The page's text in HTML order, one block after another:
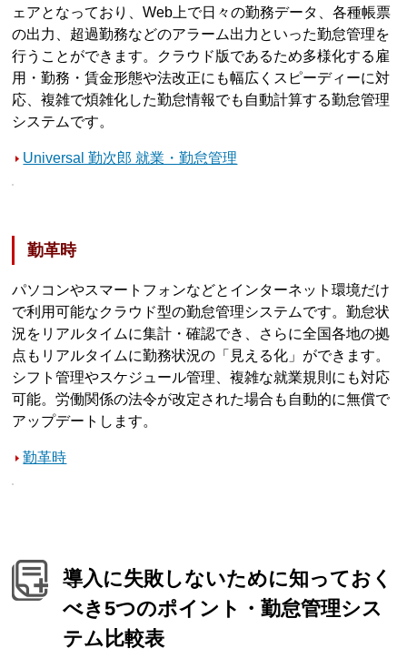
ェアとなっており、Web上で日々の勤務データ、各種帳票
の出力、超過勤務などのアラーム出力といった勤怠管理を
行うことができます。クラウド版であるため多様化する雇
用・勤務・賃金形態や法改正にも幅広くスピーディーに対
応、複雑で煩雑化した勤怠情報でも自動計算する勤怠管理
システムです。
Universal 勤次郎 就業・勤怠管理
勤革時
パソコンやスマートフォンなどとインターネット環境だけ
で利用可能なクラウド型の勤怠管理システムです。勤怠状
況をリアルタイムに集計・確認でき、さらに全国各地の拠
点もリアルタイムに勤務状況の「見える化」ができます。
シフト管理やスケジュール管理、複雑な就業規則にも対応
可能。労働関係の法令が改定された場合も自動的に無償で
アップデートします。
勤革時
導入に失敗しないために知っておく
べき5つのポイント・勤怠管理シス
テム比較表